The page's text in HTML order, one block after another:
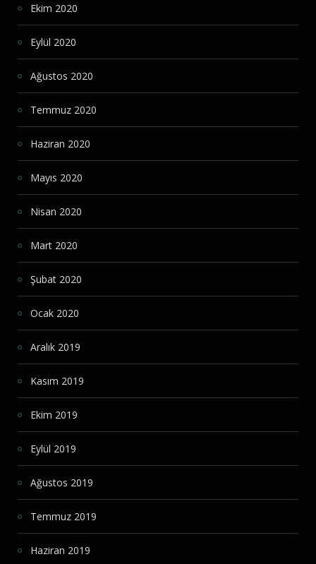
Ekim 2020
Eylül 2020
Ağustos 2020
Temmuz 2020
Haziran 2020
Mayıs 2020
Nisan 2020
Mart 2020
Şubat 2020
Ocak 2020
Aralık 2019
Kasım 2019
Ekim 2019
Eylül 2019
Ağustos 2019
Temmuz 2019
Haziran 2019